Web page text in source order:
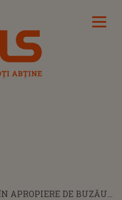
APROPIERE DE BUZĂU: